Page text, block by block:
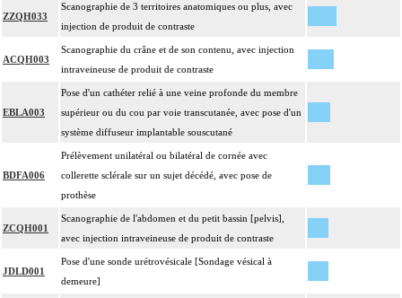
ZZQH033
Scanographie de 3 territoires anatomiques ou plus, avec
injection de produit de contraste
ACQH003
Scanographie du crâne et de son contenu, avec injection
intraveineuse de produit de contraste
EBLA003
Pose d'un cathéter relié à une veine profonde du membre
supérieur ou du cou par voie transcutanée, avec pose d'un
système diffuseur implantable souscutané
BDFA006
Prélèvement unilatéral ou bilatéral de cornée avec
collerette sclérale sur un sujet décédé, avec pose de
prothèse
ZCQH001
Scanographie de l'abdomen et du petit bassin [pelvis],
avec injection intraveineuse de produit de contraste
JDLD001
Pose d'une sonde urétrovésicale [Sondage vésical à
demeure]